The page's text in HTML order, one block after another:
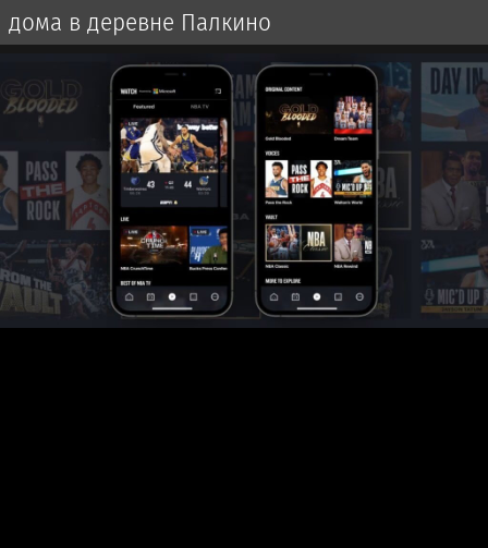
дома в деревне Палкино